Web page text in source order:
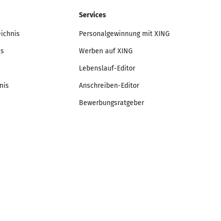
Services
Personalgewinnung mit XING
Werben auf XING
Lebenslauf-Editor
Anschreiben-Editor
Bewerbungsratgeber